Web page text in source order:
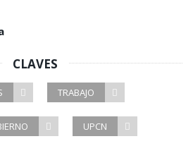
CLAVES
TRABAJO
UPCN